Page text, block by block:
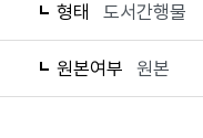
형태 도서간행물
원본여부 원본